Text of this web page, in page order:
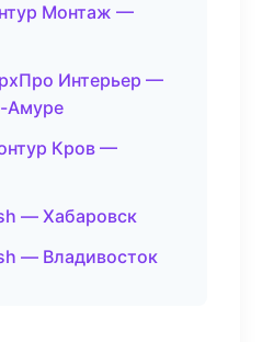
Монтаж —
Интерьер —
Амуре
Кров —
— Хабаровск
— Владивосток